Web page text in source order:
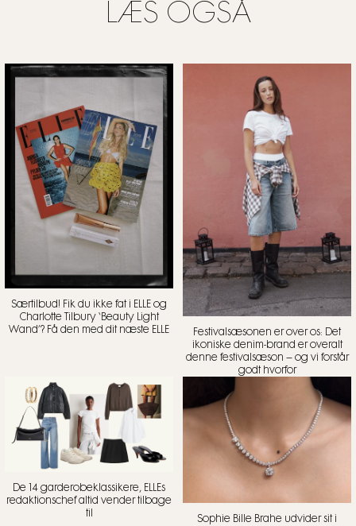
LÆS OGSÅ
Særtilbud! Fik du ikke fat i ELLE og
Charlotte Tilbury ‘Beauty Light
Wand’? Få den med dit næste ELLE
Festivalsæsonen er over os: Det
ikoniske denim-brand er overalt
denne festivalsæson – og vi forstår
godt hvorfor
De 14 garderobeklassikere, ELLEs
redaktionschef altid vender tilbage
til
Sophie Bille Brahe udvider sit i